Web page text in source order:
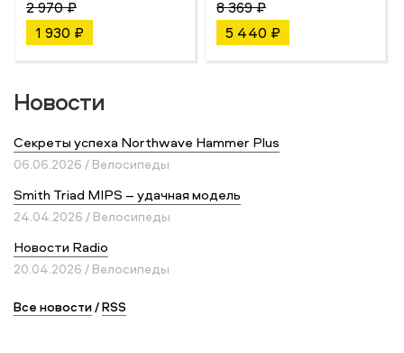
2 970 ₽
1 930 ₽
8 369 ₽
5 440 ₽
Новости
Секреты успеха Northwave Hammer Plus
06.06.2026 / Велосипеды
Smith Triad MIPS – удачная модель
24.04.2026 / Велосипеды
Новости Radio
20.04.2026 / Велосипеды
Все новости/RSS